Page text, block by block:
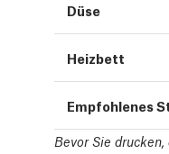
Düse
Heizbett
Empfohlenes
Bevor Sie